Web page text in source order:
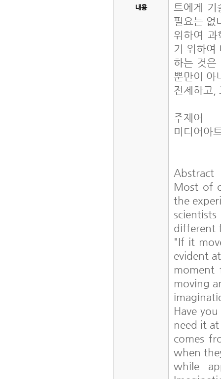
내용
트에게 기
필요는 없
위하여 과
기 위하여
하는 것은
뿐만이 아
전제하고,
주제어
미디어아
Abstract
Most of
the
different
"If it
evident
moment
moving
Have
need it
comes
when
while